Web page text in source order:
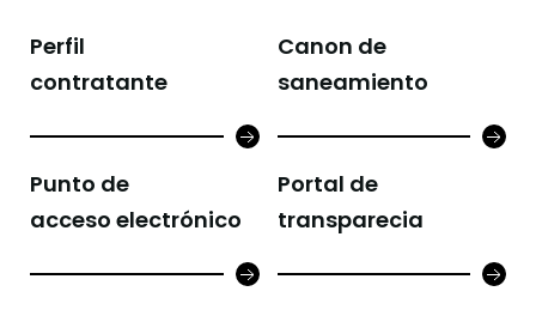
Perfil
contratante
Canon de
saneamiento
Punto de
acceso electrónico
Portal de
transparecia